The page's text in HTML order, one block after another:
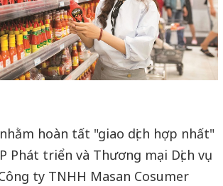
hoàn tất "giao dịch hợp nhất"
Phát triển và Thương mại Dịch vụ
ty TNHH Masan Cosumer